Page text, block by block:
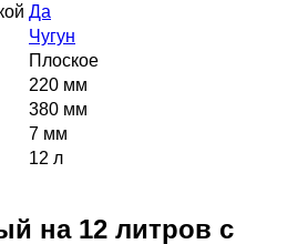
Да
Чугун
Плоское
220 мм
380 мм
7 мм
12 л
на 12 литров с